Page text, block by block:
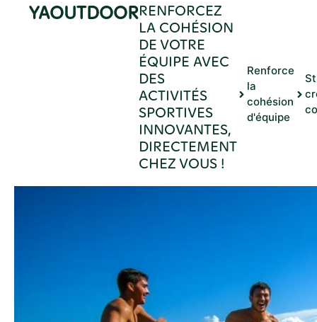
YAOUTDOORRENFORCEZ
LA COHÉSION
DE VOTRE
ÉQUIPE AVEC
DES
ACTIVITÉS
SPORTIVES
INNOVANTES,
DIRECTEMENT
CHEZ VOUS !
Renforce
la
cohésion
d'équipe